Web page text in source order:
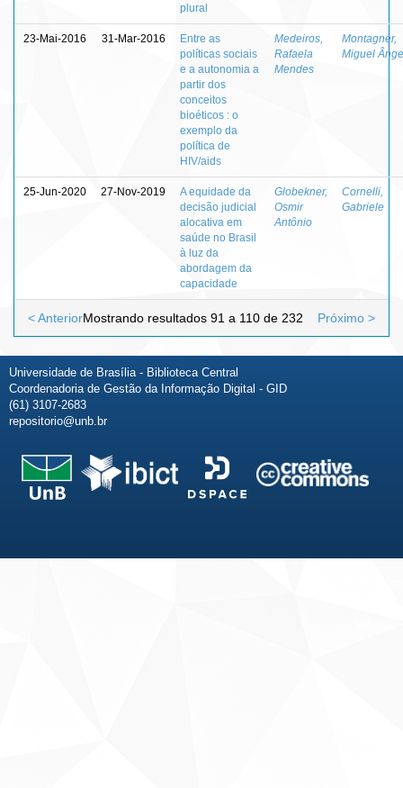
plural
23-Mai-2016 31-Mar-2016
Entre as
políticas sociais
e a autonomia a
partir dos
conceitos
bioéticos : o
exemplo da
política de
HIV/aids
Medeiros,
Rafaela
Mendes
Montagner,
Miguel
25-Jun-2020 27-Nov-2019
A equidade da
decisão judicial
alocativa em
saúde no Brasil
à luz da
abordagem da
capacidade
Globekner,
Osmir
Antônio
Cornelli,
Gabriele
Mostrando resultados 91 a 110 de 232
< Anterior Próximo >
Universidade de Brasília - Biblioteca Central
Coordenadoria de Gestão da Informação Digital - GID
(61) 3107-2683
repositorio@unb.br